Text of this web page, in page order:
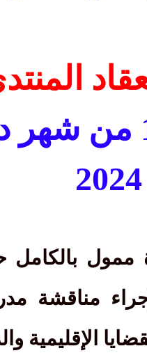
من 8 الى 16 من
2024
ممول
مناقشة
الإقليمية